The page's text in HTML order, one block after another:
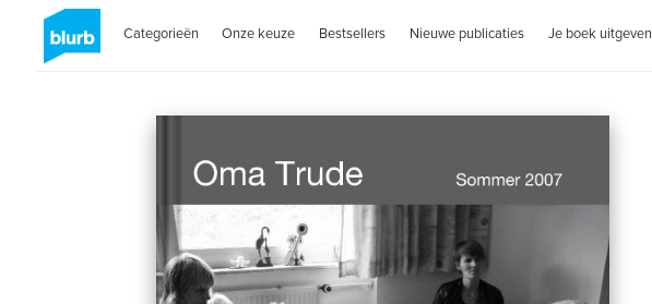
Categorieën Onze keuze Bestsellers Nieuwe publicaties Je boek uitgeven